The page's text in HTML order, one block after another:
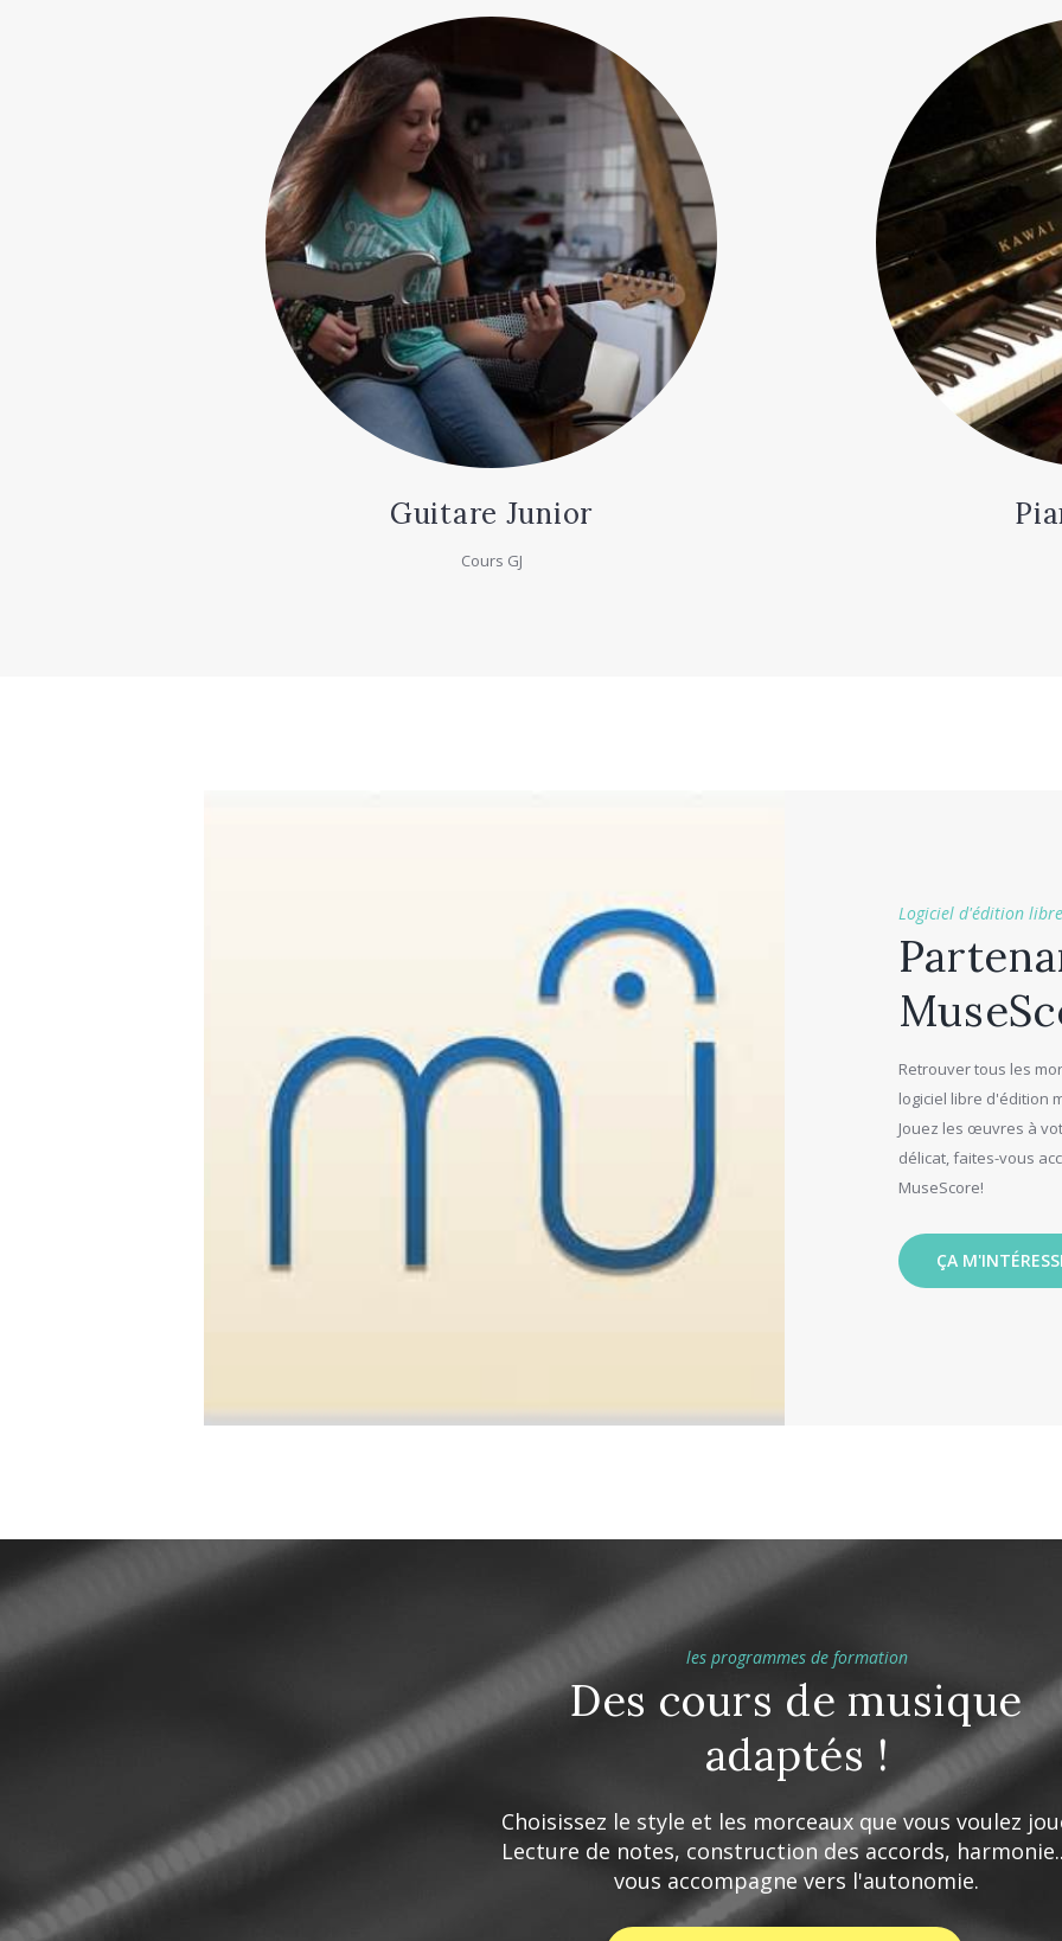
Guitare Junior
Cours GJ
Logiciel d'édition libre
Retrouver tous les
logiciel libre d'édition
Jouez les œuvres à
délicat, faites-vous
MuseScore!
ÇA
les programmes de formation
Des cours de musique
adaptés !
Choisissez le style et les morceaux que vous voulez
Lecture de notes, construction des accords,
vous accompagne vers l'autonomie.